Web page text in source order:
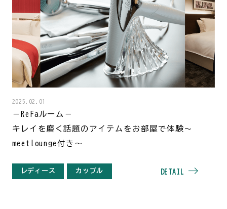
2025.02.01
－ReFaルーム－
キレイを磨く話題のアイテムをお部屋で体験～
meetlounge付き～
レディース カップル DETAIL